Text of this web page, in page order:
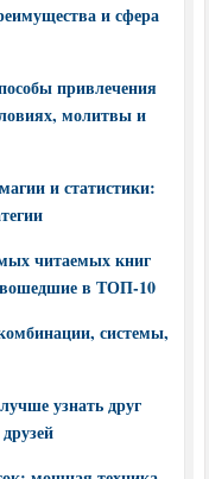
и сфера
привлечения
молитвы и
и статистики:
читаемых книг
вошедшие в ТОП-10
системы,
узнать друг